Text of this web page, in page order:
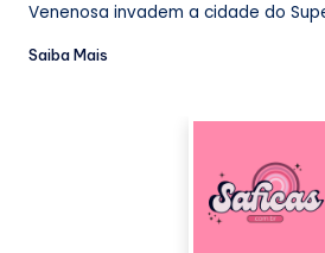
Venenosa invadem a cidade do
Saiba Mais